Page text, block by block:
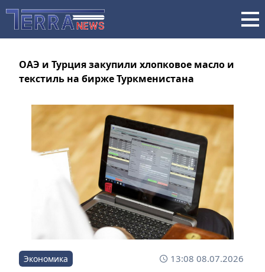
ОАЭ и Турция закупили хлопковое масло и
текстиль на бирже Туркменистана
Экономика 13:08 08.07.2026